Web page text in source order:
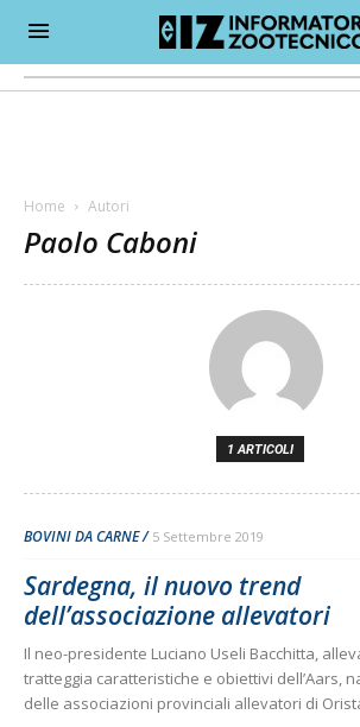
Home Autori
Paolo Caboni
1 ARTICOLI
BOVINI DA CARNE 5 Settembre 2019
Sardegna, il nuovo trend
dell’associazione allevatori
Il neo-presidente Luciano Useli Bacchitta,
tratteggia caratteristiche e obiettivi dell’Aars,
delle associazioni provinciali allevatori di